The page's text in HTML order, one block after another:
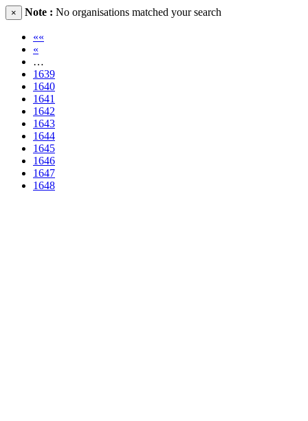
× Note : No organisations matched your search
««
«
…
1639
1640
1641
1642
1643
1644
1645
1646
1647
1648